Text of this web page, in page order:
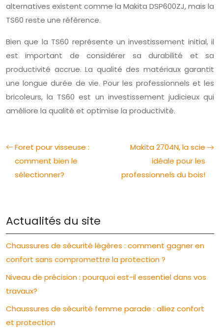
alternatives existent comme la Makita DSP600ZJ, mais la
TS60 reste une référence.
Bien que la TS60 représente un investissement initial, il
est important de considérer sa durabilité et sa
productivité accrue. La qualité des matériaux garantit
une longue durée de vie. Pour les professionnels et les
bricoleurs, la TS60 est un investissement judicieux qui
améliore la qualité et optimise la productivité.
Foret pour visseuse :
comment bien le
sélectionner?
Makita 2704N, la scie
idéale pour les
professionnels du bois!
Actualités du site
Chaussures de sécurité légères : comment gagner en
confort sans compromettre la protection ?
Niveau de précision : pourquoi est-il essentiel dans vos
travaux?
Chaussures de sécurité femme parade : alliez confort
et protection